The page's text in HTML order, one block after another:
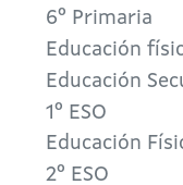
6º Primaria
Educación
Educación
1º ESO
Educación
2º ESO